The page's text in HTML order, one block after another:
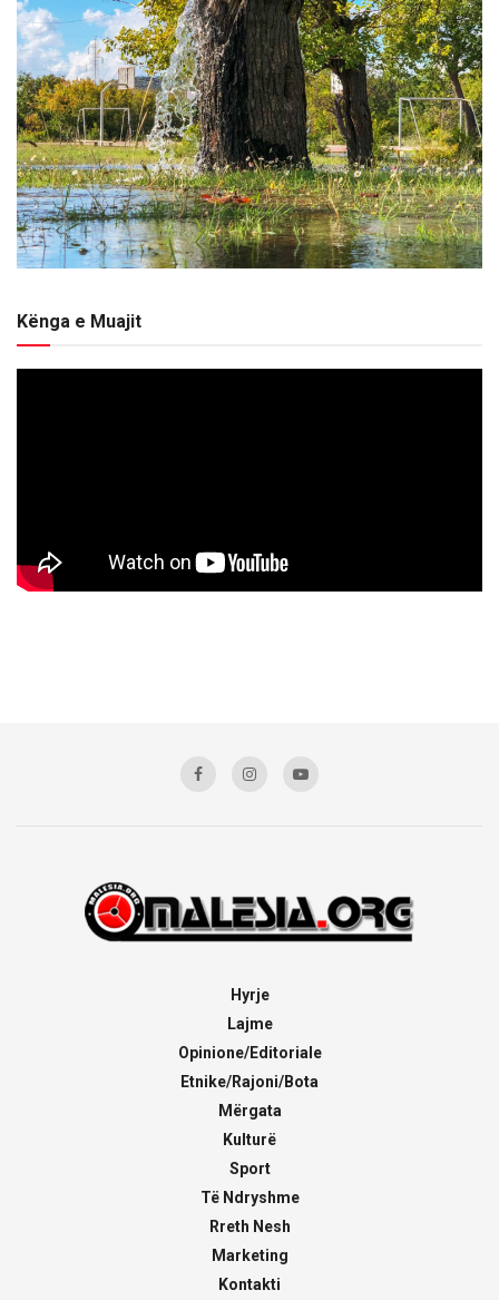
Kënga e Muajit
Hyrje
Lajme
Opinione/Editoriale
Etnike/Rajoni/Bota
Mërgata
Kulturë
Sport
Të Ndryshme
Rreth Nesh
Marketing
Kontakti